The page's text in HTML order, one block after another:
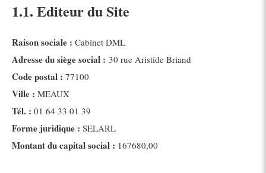
1.1. Editeur du Site
Raison sociale : Cabinet DML
Adresse du siège social : 30 rue Aristide Briand
Code postal : 77100
Ville : MEAUX
Tél. : 01 64 33 01 39
Forme juridique : SELARL
Montant du capital social : 167680,00